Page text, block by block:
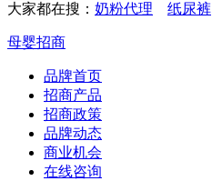
大家都在搜： 奶粉代理 纸尿裤
母婴招商
品牌首页
招商产品
招商政策
品牌动态
商业机会
在线咨询